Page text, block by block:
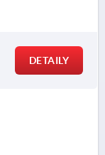
DETAILY